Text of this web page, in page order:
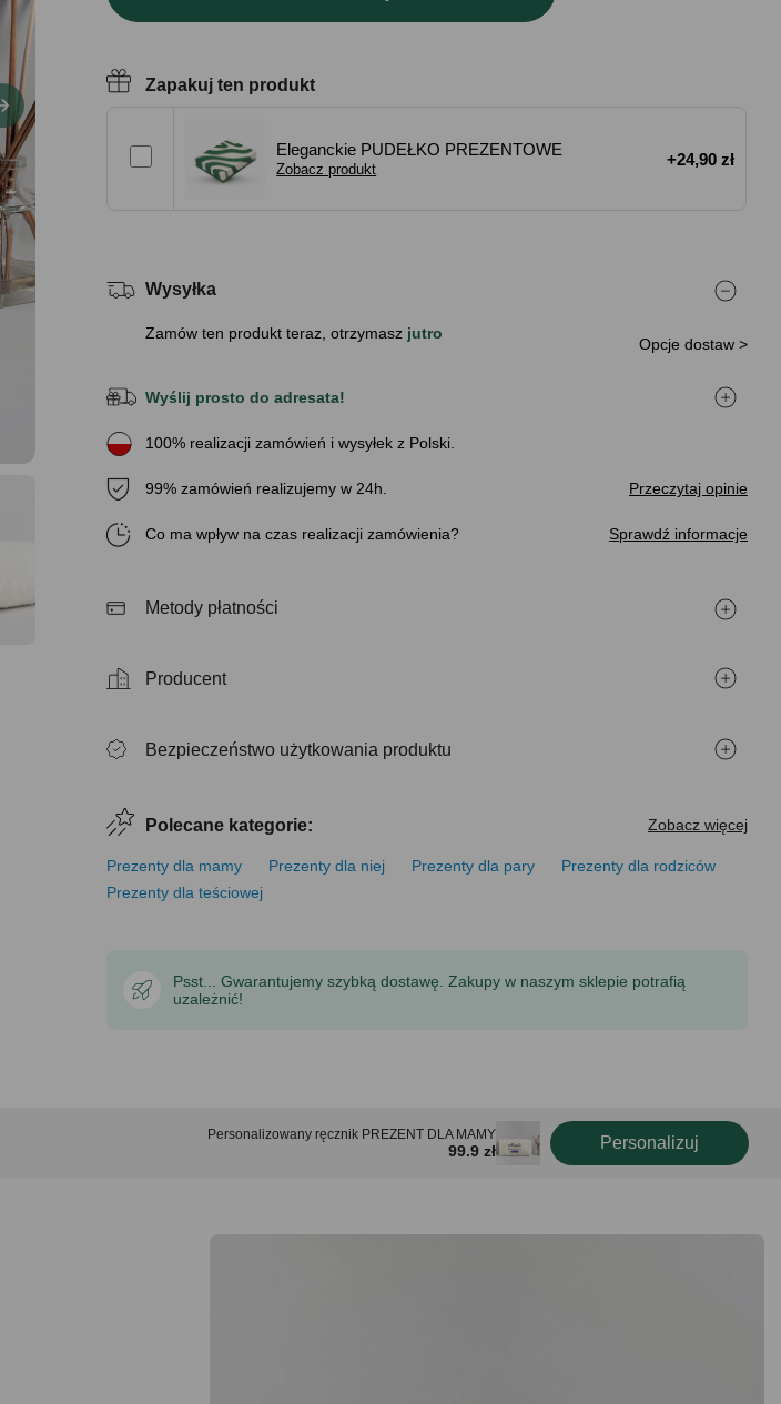
Zapakuj ten produkt
Eleganckie PUDEŁKO PREZENTOWE
Zobacz produkt
+24,90 zł
Wysyłka
Zamów ten produkt teraz, otrzymasz jutro
Opcje dostaw >
Wyślij prosto do adresata!
100% realizacji zamówień i wysyłek z Polski.
99% zamówień realizujemy w 24h. Przeczytaj opinie
Co ma wpływ na czas realizacji zamówienia Sprawdź informacje
Metody płatności
Producent
Bezpieczeństwo użytkowania produktu
Polecane kategorie: Zobacz więcej
Prezenty dla mamy Prezenty dla niej Prezenty dla pary
Prezenty dla rodziców
Prezenty dla teściowej
Psst... Gwarantujemy szybką dostawę. Zakupy w naszym sklepie potrafią
uzależnić!
Personalizowany ręcznik PREZENT DLA MAMY
99.9 zł Personalizuj